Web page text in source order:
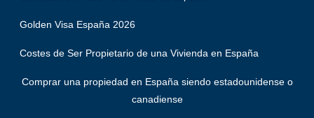
Golden Visa España 2026
Costes de Ser Propietario de una Vivienda en España
Comprar una propiedad en España siendo estadounidense o
canadiense